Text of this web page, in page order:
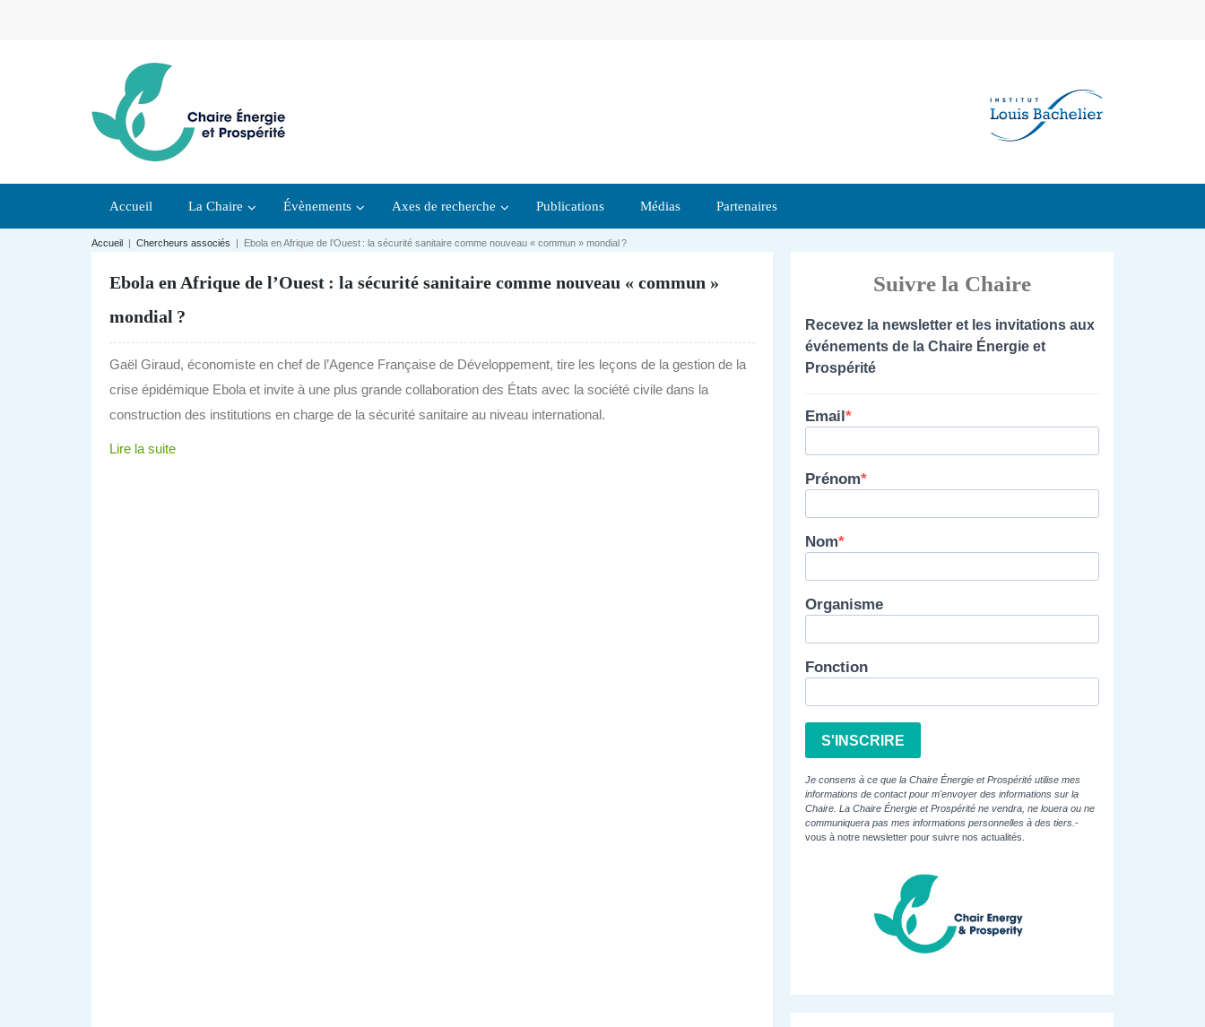
Accueil La Chaire Évènements Axes de recherche Publications Médias Partenaires
Accueil | Chercheurs associés | Ebola en Afrique de l’Ouest : la sécurité sanitaire comme nouveau « commun » mondial ?
Ebola en Afrique de l’Ouest : la sécurité sanitaire comme nouveau « commun »
mondial ?
Gaël Giraud, économiste en chef de l’Agence Française de Développement, tire les leçons de la gestion de la
crise épidémique Ebola et invite à une plus grande collaboration des États avec la société civile dans la
construction des institutions en charge de la sécurité sanitaire au niveau international.
Lire la suite
Suivre la Chaire
Recevez la newsletter et les invitations aux
événements de la Chaire Énergie et
Prospérité
Email
Prénom
Nom
Organisme
Fonction
S'INSCRIRE
Je consens à ce que la Chaire Énergie et Prospérité utilise mes
informations de contact pour m'envoyer des informations sur la
Chaire. La Chaire Énergie et Prospérité ne vendra, ne louera ou ne
communiquera pas mes informations personnelles à des tiers. -
vous à notre newsletter pour suivre nos actualités.